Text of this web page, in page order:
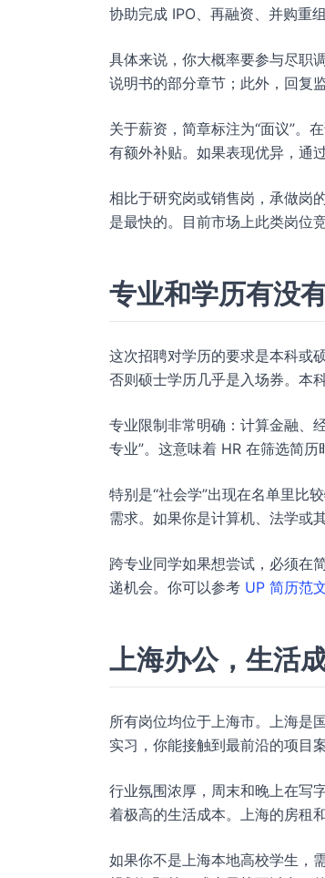
协助完成 IPO、再融资、并购重
具体来说，你大概率要参与尽职
说明书的部分章节；此外，回复
关于薪资，简章标注为“面议”。
有额外补贴。如果表现优异，通
相比于研究岗或销售岗，承做岗
是最快的。目前市场上此类岗位
专业和学历有没
这次招聘对学历的要求是本科或
否则硕士学历几乎是入场券。本
专业限制非常明确：计算金融、
专业”。这意味着 HR 在筛选简历
特别是“社会学”出现在名单里比
需求。如果你是计算机、法学或
跨专业同学如果想尝试，必须在
递机会。你可以参考 UP 简历范
上海办公，生活
所有岗位均位于上海市。上海是
实习，你能接触到最前沿的项目
行业氛围浓厚，周末和晚上在写
着极高的生活成本。上海的房租
如果你不是上海本地高校学生，